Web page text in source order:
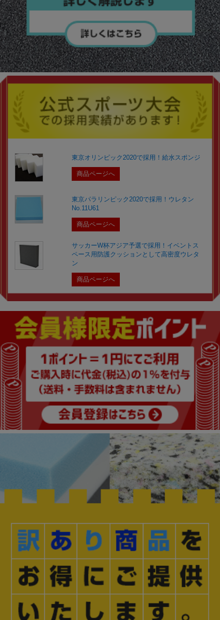
東京オリンピック2020で採用！給水スポンジ
商品ページへ
東京パラリンピック2020で採用！ウレタン
No.11U61
商品ページへ
サッカーW杯アジア予選で採用！イベントス
ペース用防護クッションとして高密度ウレタ
ン
商品ページへ